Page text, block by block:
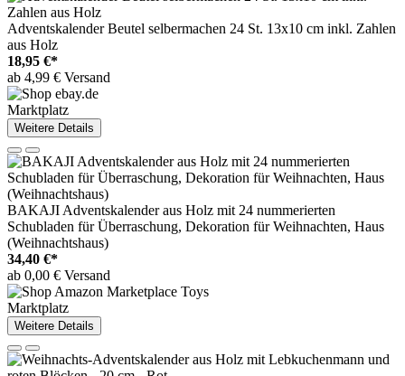
Adventskalender Beutel selbermachen 24 St. 13x10 cm inkl. Zahlen
aus Holz
18,95 €*
ab 4,99 € Versand
Marktplatz
Weitere Details
BAKAJI Adventskalender aus Holz mit 24 nummerierten
Schubladen für Überraschung, Dekoration für Weihnachten, Haus
(Weihnachtshaus)
34,40 €*
ab 0,00 € Versand
Marktplatz
Weitere Details